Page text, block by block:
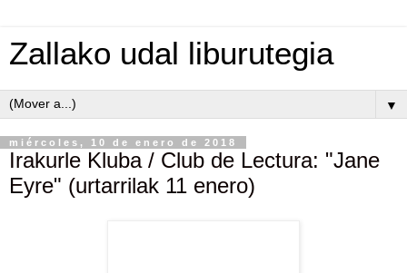
Zallako udal liburutegia
▼
miércoles, 10 de enero de 2018
Irakurle Kluba / Club de Lectura: "Jane
Eyre" (urtarrilak 11 enero)